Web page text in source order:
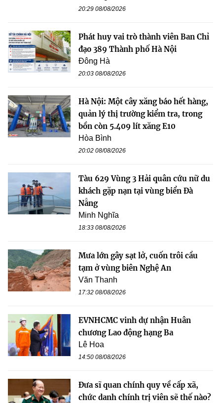
20:29 08/08/2026
Phát huy vai trò thành viên Ban Chỉ
đạo 389 Thành phố Hà Nội
Đông Hà
20:03 08/08/2026
Hà Nội: Một cây xăng báo hết hàng,
quản lý thị trường kiểm tra, trong
bồn còn 5.409 lít xăng E10
Hòa Bình
20:02 08/08/2026
Tàu 629 Vùng 3 Hải quân cứu nữ du
khách gặp nạn tại vùng biển Đà
Nẵng
Minh Nghĩa
18:33 08/08/2026
Mưa lớn gây sạt lở, cuốn trôi cầu
tạm ở vùng biên Nghệ An
Văn Thanh
17:32 08/08/2026
EVNHCMC vinh dự nhận Huân
chương Lao động hạng Ba
Lê Hoa
14:50 08/08/2026
Đưa sĩ quan chính quy về cấp xã,
chức danh chính trị viên sẽ thế nào?